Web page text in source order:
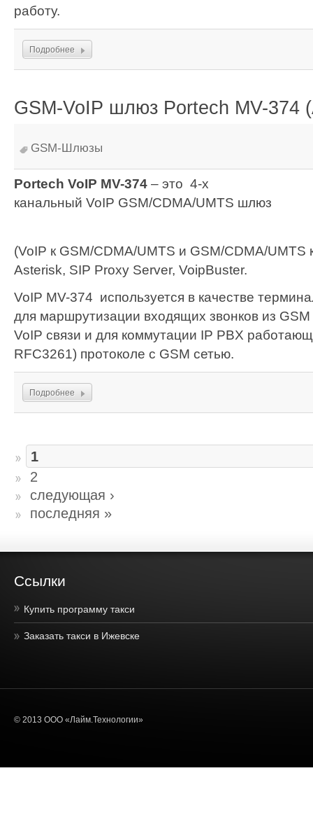
работу.
Подробнее
GSM-VoIP шлюз Portech MV-374
GSM-Шлюзы
Portech VoIP MV-374 – это 4-х
канальный VoIP GSM/CDMA/UMTS шлюз
(VoIP к GSM/CDMA/UMTS и GSM/CDMA/UMTS
Asterisk, SIP Proxy Server, VoipBuster.
VoIP MV-374 используется в качестве
для маршрутизации входящих звонков из
VoIP связи и для коммутации IP PBX
RFC3261) протоколе с GSM сетью.
Подробнее
1
2
следующая ›
последняя »
Ссылки
Купить программу такси
Заказать такси в Ижевске
© 2013 ООО «Лайм.Технологии»